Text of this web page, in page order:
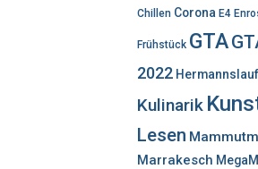
h
Chillen Corona E4
Frühstück GTA
2022 Hermannslauf
Kulinarik
Lesen
Marrakesch